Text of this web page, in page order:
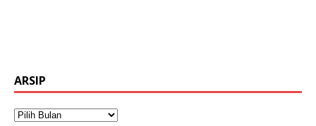
ARSIP